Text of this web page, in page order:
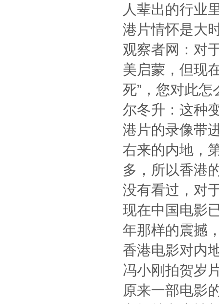
人辈出的行业
港片情怀是大
观察者网：对
美启蒙，但现
死”，您对此怎
尔冬升：这种
港片的录像带
右来的内地，
多，所以香港
没有看过，对
现在中国电影
年那样的震撼
香港电影对内
冯小刚拍贺岁
原来一部电影